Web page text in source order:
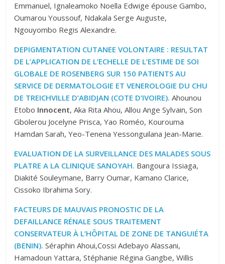
Emmanuel, Ignaleamoko Noella Edwige épouse Gambo,
Oumarou Youssouf, Ndakala Serge Auguste,
Ngouyombo Regis Alexandre.
DEPIGMENTATION CUTANEE VOLONTAIRE : RESULTAT
DE L’APPLICATION DE L’ECHELLE DE L’ESTIME DE SOI
GLOBALE DE ROSENBERG SUR 150 PATIENTS AU
SERVICE DE DERMATOLOGIE ET VENEROLOGIE DU CHU
DE TREICHVILLE D’ABIDJAN (COTE D’IVOIRE). Ahounou
Etobo Innocent, Aka Rita Ahou, Allou Ange Sylvain, Son
Gbolerou Jocelyne Prisca, Yao Roméo, Kourouma
Hamdan Sarah, Yeo-Tenena Yessonguilana Jean-Marie.
EVALUATION DE LA SURVEILLANCE DES MALADES SOUS
PLATRE A LA CLINIQUE SANOYAH. Bangoura Issiaga,
Diakité Souleymane, Barry Oumar, Kamano Clarice,
Cissoko Ibrahima Sory.
FACTEURS DE MAUVAIS PRONOSTIC DE LA
DEFAILLANCE RÉNALE SOUS TRAITEMENT
CONSERVATEUR À L’HÔPITAL DE ZONE DE TANGUIÉTA
(BENIN). Séraphin Ahoui,Cossi Adebayo Alassani,
Hamadoun Yattara, Stéphanie Régina Gangbe, Willis